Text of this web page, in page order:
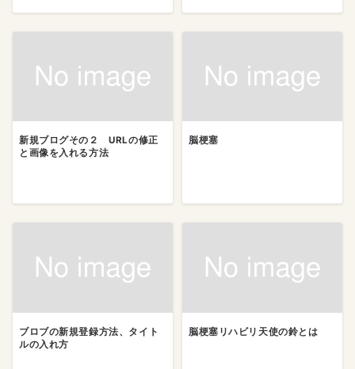
新規ブログその２ URLの修正
と画像を入れる方法
脳梗塞
ブロブの新規登録方法、タイト
ルの入れ方
脳梗塞リハビリ天使の鈴とは